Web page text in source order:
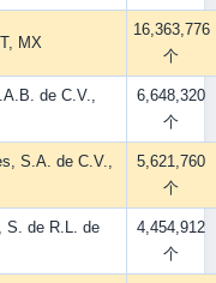
MX
16,363,776
个
de C.V.,
6,648,320
个
S.A. de C.V.,
5,621,760
个
S. de R.L. de
4,454,912
个